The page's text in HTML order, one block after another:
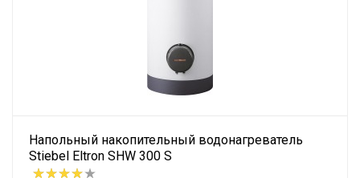
Напольный накопительный водонагреватель
Stiebel Eltron SHW 300 S